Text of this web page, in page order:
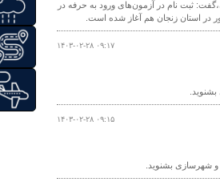
ثبت نام در آزمون‌های ورود به حرفه در
در استان زنجان هم آغاز شده است.
۱۴۰۳-۰۲-۲۸ ۰۹:۱۷
۱۴۰۳-۰۲-۲۸ ۰۹:۱۵
و شهرسازی بشنوید.